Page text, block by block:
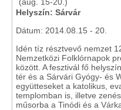
Helyszín: Sárvár
Dátum: 2014.08.15 - 20.
Idén tíz résztvevő nemzet
Nemzetközi Folklórnapok
között. A fesztivál fő
tér és a Sárvári Gyógy- és
együtteseket a katolikus,
templomban is, illetve
műsorba a Tinódi és a